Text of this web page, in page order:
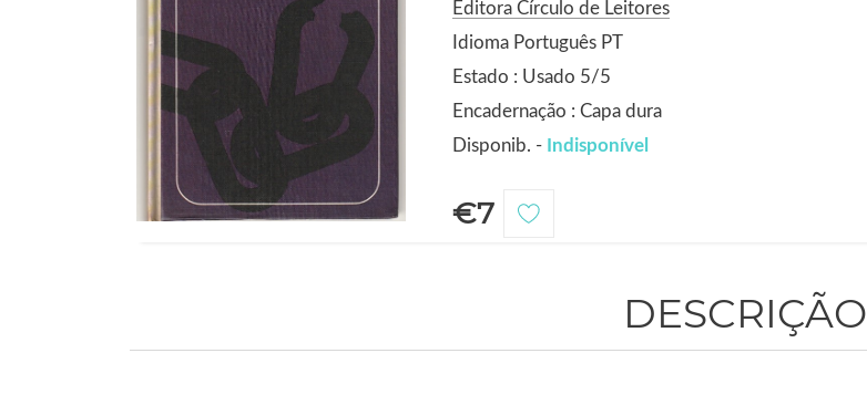
Editora Círculo de Leitores
Idioma Português PT
Estado : Usado 5/5
Encadernação : Capa dura
Disponib. - Indisponível
€7
DESCRIÇÃO